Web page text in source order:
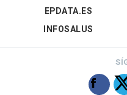
EPDATA.ES
INFOSALUS